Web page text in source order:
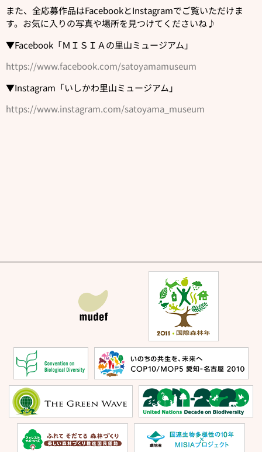
また、全応募作品はFacebookとInstagramでご覧いただけま
す。お気に入りの写真や場所を見つけてくださいね♪
▼Facebook「ＭＩＳＩＡの里山ミュージアム」
https://www.facebook.com/satoyamamuseum
▼Instagram「いしかわ里山ミュージアム」
https://www.instagram.com/satoyama_museum